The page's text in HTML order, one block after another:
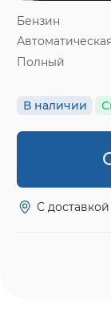
Бензин
Автоматическая
Полный
В наличии
С